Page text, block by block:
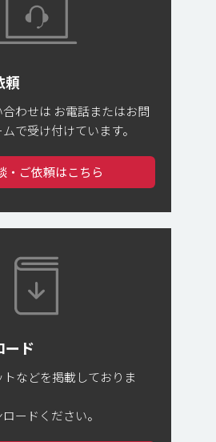
頼
わせは お電話またはお問
で受け付けています。
・ご依頼はこちら
ード
などを掲載しておりま
ードください。